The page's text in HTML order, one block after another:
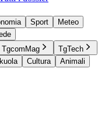
Sport
Meteo
TgcomMag
TgTech
Cultura
Animali